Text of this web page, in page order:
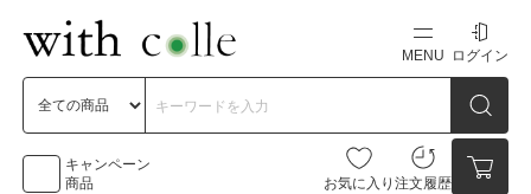
MENU
新規会員登録
ログイン
キャンペーン
商品
お気に入り 注文履歴